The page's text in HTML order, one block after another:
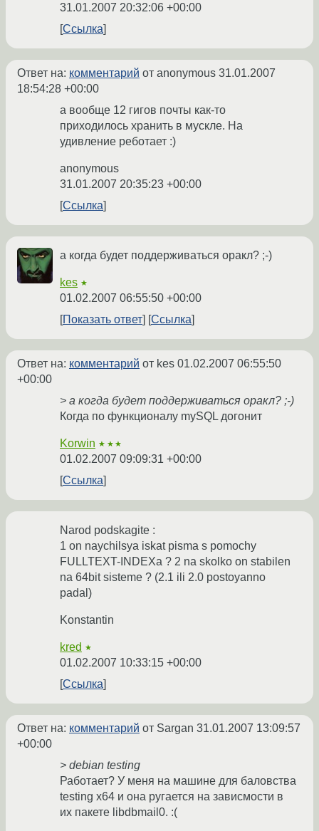
31.01.2007 20:32:06 +00:00
Ссылка
Ответ на: комментарий от anonymous 31.01.2007
18:54:28 +00:00
а вообще 12 гигов почты как-то
приходилось хранить в мускле. На
удивление реботает :)
anonymous
31.01.2007 20:35:23 +00:00
Ссылка
а когда будет поддерживаться оракл? ;-)
kes ★
01.02.2007 06:55:50 +00:00
Показать ответ
Ссылка
Ответ на: комментарий от kes 01.02.2007 06:55:50
+00:00
> а когда будет поддерживаться оракл? ;-)
Когда по функционалу mySQL догонит
Korwin ★★★
01.02.2007 09:09:31 +00:00
Ссылка
Narod podskagite :
1 on naychilsya iskat pisma s pomochy
FULLTEXT-INDEXa ? 2 na skolko on stabilen
na 64bit sisteme ? (2.1 ili 2.0 postoyanno
padal)
Konstantin
kred ★
01.02.2007 10:33:15 +00:00
Ссылка
Ответ на: комментарий от Sargan 31.01.2007 13:09:57
+00:00
> debian testing
Работает? У меня на машине для баловства
testing x64 и она ругается на зависмости в
их пакете libdbmail0. :(